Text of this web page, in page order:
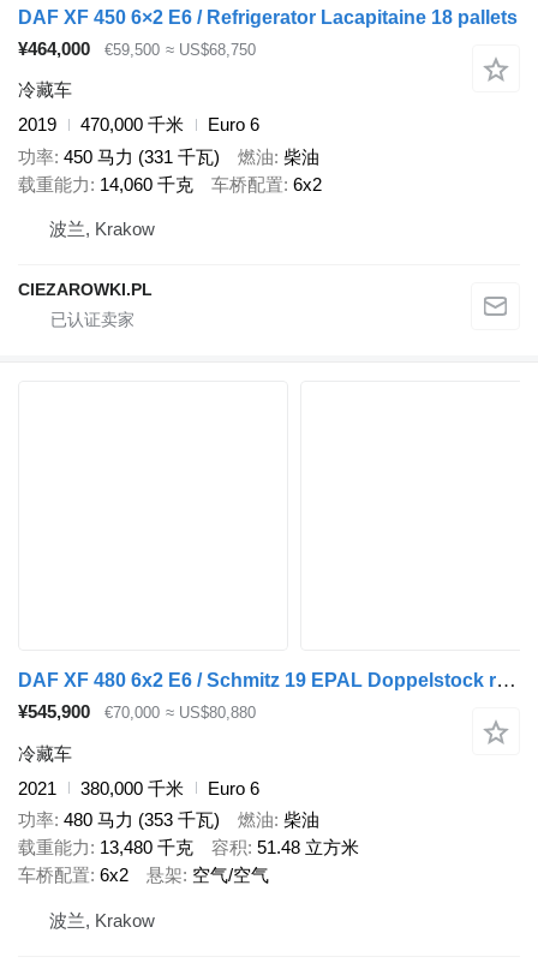
DAF XF 450 6×2 E6 / Refrigerator Lacapitaine 18 pallets
¥464,000
€59,500 ≈ US$68,750
冷藏车
2019
470,000 千米
Euro 6
功率 450 马力 (331 千瓦) 燃油 柴油
载重能力
14,060 千克 车桥配置 6x2
波兰, Krakow
CIEZAROWKI.PL
DAF XF 480 6x2 E6 / Schmitz 19 EPAL Doppelstock refrigerator / Carri
¥545,900 €70,000 ≈ US$80,880
冷藏车
2021
380,000 千米
Euro 6
功率 480 马力 (353 千瓦) 燃油 柴油
载重能力
13,480 千克 容积 51.48 立方米
车桥配置 6x2 悬架 空气/空气
波兰, Krakow